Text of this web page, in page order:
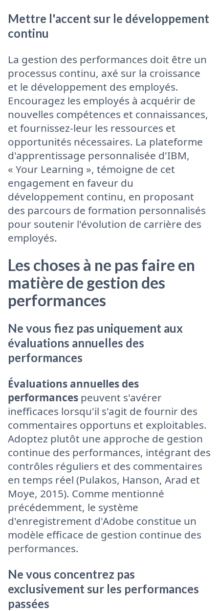
Mettre l'accent sur le développement
continu
La gestion des performances doit être un
processus continu, axé sur la croissance
et le développement des employés.
Encouragez les employés à acquérir de
nouvelles compétences et connaissances,
et fournissez-leur les ressources et
opportunités nécessaires. La plateforme
d'apprentissage personnalisée d'IBM,
« Your Learning », témoigne de cet
engagement en faveur du
développement continu, en proposant
des parcours de formation personnalisés
pour soutenir l'évolution de carrière des
employés.
Les choses à ne pas faire en
matière de gestion des
performances
Ne vous fiez pas uniquement aux
évaluations annuelles des
performances
Évaluations annuelles des
performances peuvent s'avérer
inefficaces lorsqu'il s'agit de fournir des
commentaires opportuns et exploitables.
Adoptez plutôt une approche de gestion
continue des performances, intégrant des
contrôles réguliers et des commentaires
en temps réel (Pulakos, Hanson, Arad et
Moye, 2015). Comme mentionné
précédemment, le système
d'enregistrement d'Adobe constitue un
modèle efficace de gestion continue des
performances.
Ne vous concentrez pas
exclusivement sur les performances
passées